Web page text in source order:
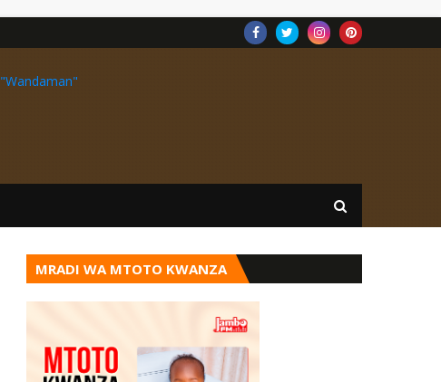
MRADI WA MTOTO KWANZA